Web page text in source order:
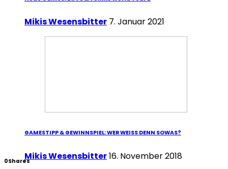
Mikis Wesensbitter 7. Januar 2021
GAMESTIPP & GEWINNSPIEL: WER WEISS DENN SOWAS?
Mikis Wesensbitter16. November 2018
0Shares